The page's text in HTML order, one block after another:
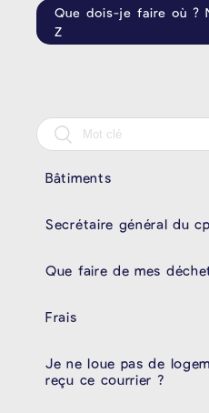
Que dois-je faire où ?
Z
Bâtiments
Secrétaire général du
Que faire de mes
Poubelle Müll
Frais
Je ne loue pas de
reçu ce courrier ?